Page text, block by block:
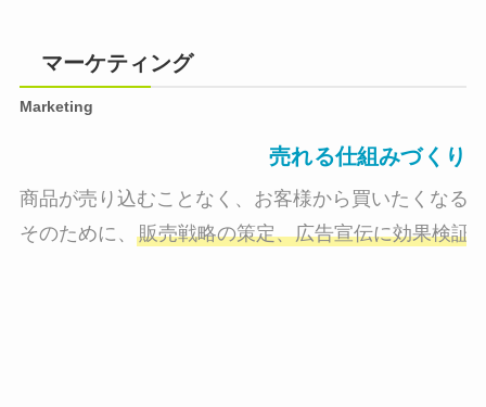
マーケティング
Marketing
売れる仕組みづくり
商品が売り込むことなく、お客様から買いたくなる
そのために、 販売戦略の策定、広告宣伝に効果検証